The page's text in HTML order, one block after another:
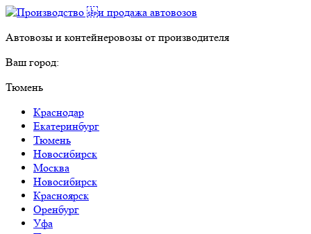
Автовозы и контейнеровозы от производителя
Ваш город:
Тюмень
Краснодар
Екатеринбург
Тюмень
Новосибирск
Москва
Новосибирск
Красноярск
Оренбург
Уфа